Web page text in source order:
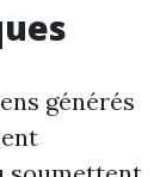
générés